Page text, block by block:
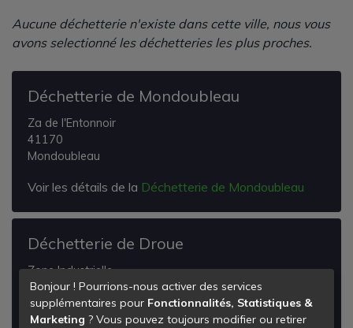
Aucune déchetterie n'existe dans cette ville, nous vous
avons selectionné les déchetteries les plus proches.
Déchetterie de Mondoubleau
Za de l'Entonnoir
41170
Mondoubleau
Voir les détails de la Déchetterie de Mondoubleau
Déchetterie de Droue
Zone Industrielle
Lieu Dit la Bichetière
41270
Droué
Bonjour ! Pourrions-nous activer des services
supplémentaires pour Fonctionnalités, Statistiques &
Marketing ? Vous pouvez toujours modifier ou retirer